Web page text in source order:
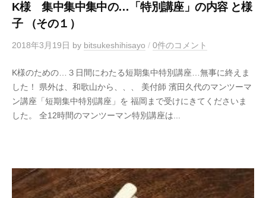
K様 集中集中集中の…「特別講座」の内容 と様
子 （その１）
2018年3月19日 by bitsukeshihisayo / 0件のコメント
K様のための…３日間にわたる短期集中特別講座…無事に終えま
した！ 県外は、和歌山から、、、 美付師 濱田久代のマンツーマ
ン講座「短期集中特別講座」を 福岡まで受けにきてくださいま
した。 全12時間のマンツーマン特別講座は...